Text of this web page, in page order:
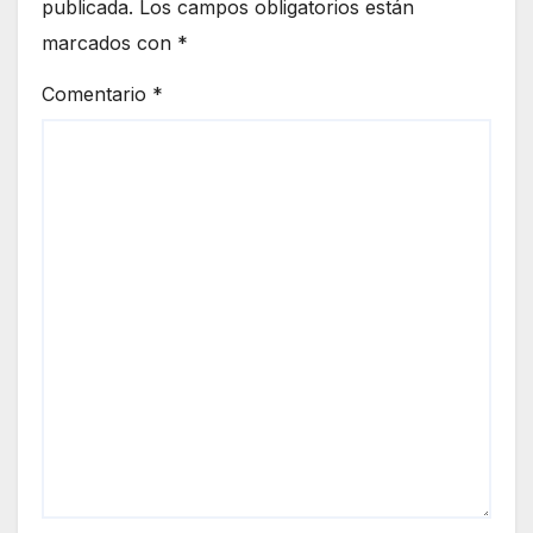
publicada. Los campos obligatorios están
marcados con *
Comentario *